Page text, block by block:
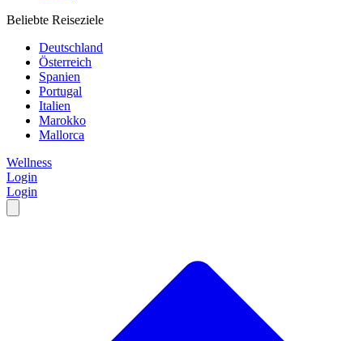
Beliebte Reiseziele
Deutschland
Österreich
Spanien
Portugal
Italien
Marokko
Mallorca
Wellness
Login
Login